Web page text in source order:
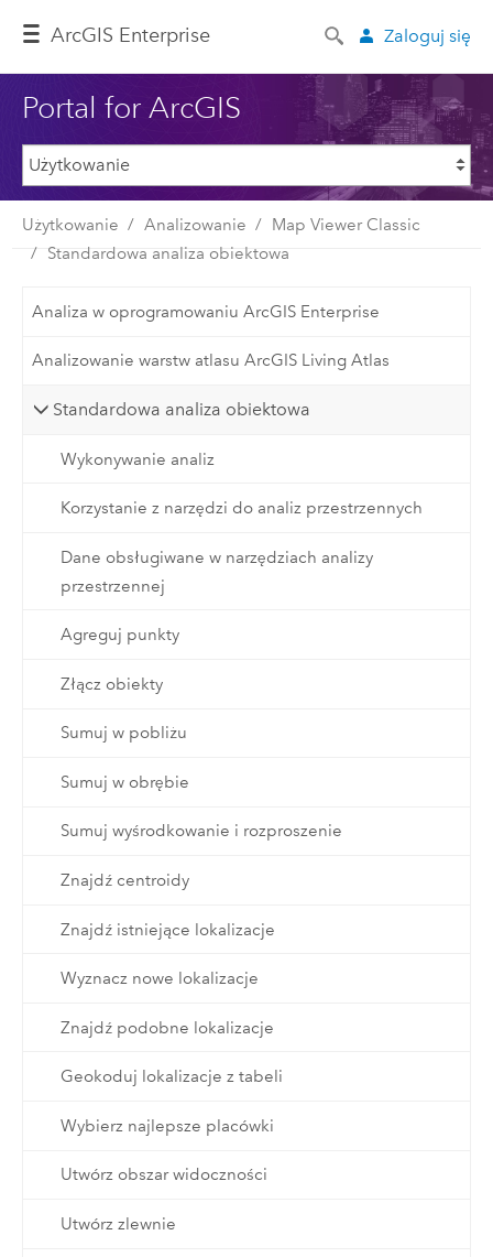
ArcGIS Enterprise Zaloguj się
Portal for ArcGIS
Użytkowanie Analizowanie
Map Viewer Classic
Standardowa analiza obiektowa
Analiza w oprogramowaniu ArcGIS Enterprise
Analizowanie warstw atlasu ArcGIS Living Atlas
Standardowa analiza obiektowa
Wykonywanie analiz
Korzystanie z narzędzi do analiz przestrzennych
Dane obsługiwane w narzędziach analizy
przestrzennej
Agreguj punkty
Złącz obiekty
Sumuj w pobliżu
Sumuj w obrębie
Sumuj wyśrodkowanie i rozproszenie
Znajdź centroidy
Znajdź istniejące lokalizacje
Wyznacz nowe lokalizacje
Znajdź podobne lokalizacje
Geokoduj lokalizacje z tabeli
Wybierz najlepsze placówki
Utwórz obszar widoczności
Utwórz zlewnie